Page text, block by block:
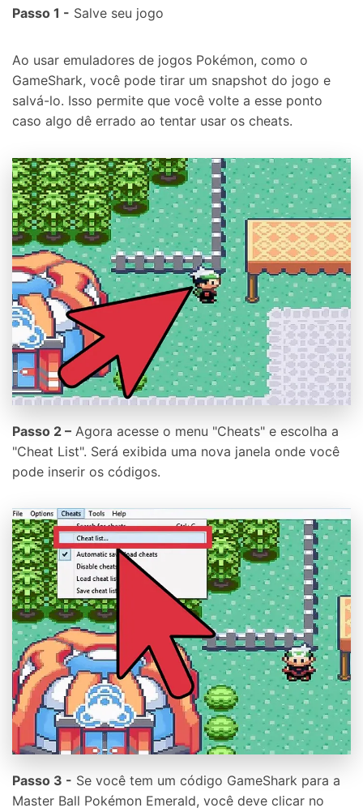
Passo 1 - Salve seu jogo
Ao usar emuladores de jogos Pokémon, como o
GameShark, você pode tirar um snapshot do jogo e
salvá-lo. Isso permite que você volte a esse ponto
caso algo dê errado ao tentar usar os cheats.
Passo 2 – Agora acesse o menu "Cheats" e escolha a
"Cheat List". Será exibida uma nova janela onde você
pode inserir os códigos.
Passo 3 - Se você tem um código GameShark para a
Master Ball Pokémon Emerald, você deve clicar no